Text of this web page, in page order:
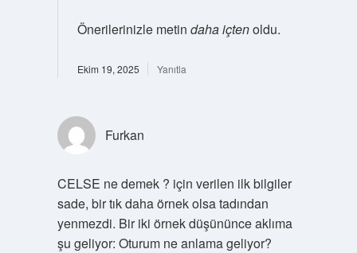
Önerilerinizle metin daha içtenoldu.
Ekim 19, 2025 Yanıtla
Furkan
CELSE ne demek ? için verilen ilk bilgiler
sade, bir tık daha örnek olsa tadından
yenmezdi. Bir iki örnek düşününce aklıma
şu geliyor: Oturum ne anlama geliyor?